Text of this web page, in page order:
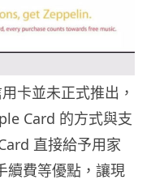
卡並未正式推出，
Card 的方式與支
直接給予用家
續費等優點，讓現